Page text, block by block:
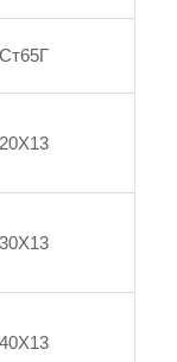
Ст65Г
20Х13
30Х13
40Х13